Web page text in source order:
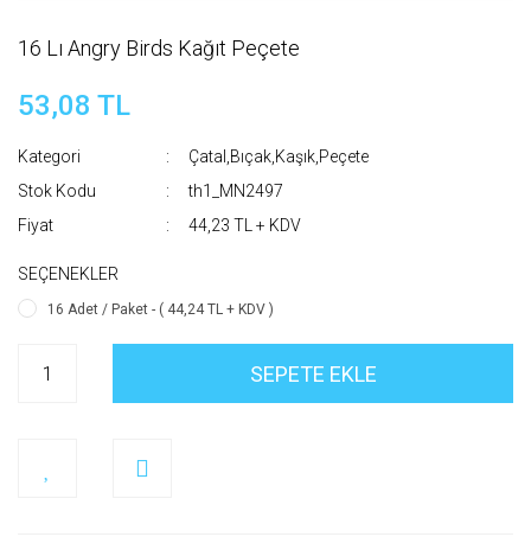
16 Lı Angry Birds Kağıt Peçete
53,08 TL
Kategori
Çatal,Bıçak,Kaşık,Peçete
Stok Kodu
th1_MN2497
Fiyat
44,23 TL + KDV
SEÇENEKLER
16 Adet / Paket - ( 44,24 TL + KDV )
SEPETE EKLE